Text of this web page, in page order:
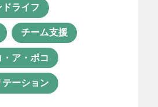
イベント
クラウド化
ムルーチェ
コミュニケーション
ライフ
チーム支援
ア・ポコ
テーション